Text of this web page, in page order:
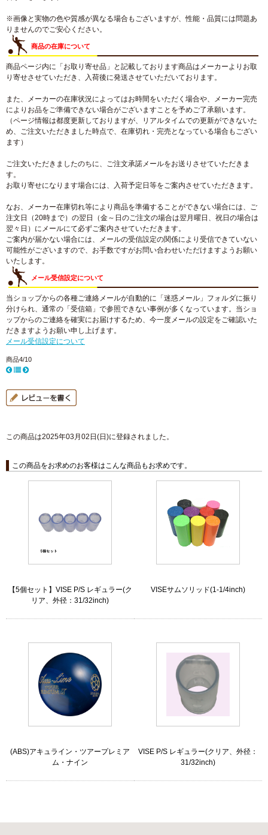
※画像と実物の色や質感が異なる場合もございますが、性能・品質には問題あ
りませんのでご安心ください。
商品の在庫について
商品ページ内に「お取り寄せ品」と記載しております商品はメーカーよりお取
り寄せさせていただき、入荷後に発送させていただいております。
また、メーカーの在庫状況によってはお時間をいただく場合や、メーカー完売
によりお品をご準備できない場合がございますことを予めご了承願います。
（ページ情報は都度更新しておりますが、リアルタイムでの更新ができないた
め、ご注文いただきました時点で、在庫切れ・完売となっている場合もござい
ます）
ご注文いただきましたのちに、ご注文承諾メールをお送りさせていただきま
す。
お取り寄せになります場合には、入荷予定日等をご案内させていただきます。
なお、メーカー在庫切れ等により商品を準備することができない場合には、ご
注文日（20時まで）の翌日（金～日のご注文の場合は翌月曜日、祝日の場合は
翌々日）にメールにて必ずご案内させていただきます。
ご案内が届かない場合には、メールの受信設定の関係により受信できていない
可能性がございますので、お手数ですがお問い合わせいただけますようお願い
いたします。
メール受信設定について
当ショップからの各種ご連絡メールが自動的に「迷惑メール」フォルダに振り
分けられ、通常の「受信箱」で参照できない事例が多くなっています。当ショ
ップからのご連絡を確実にお届けするため、今一度メールの設定をご確認いた
だきますようお願い申し上げます。
メール受信設定について
商品4/10
この商品は2025年03月02日(日)に登録されました。
この商品をお求めのお客様はこんな商品もお求めです。
【5個セット】VISE P/S レギュラー(ク
リア、外径：31/32inch)
VISEサムソリッド(1-1/4inch)
(ABS)アキュライン・ツアープレミア
ム・ナイン
VISE P/S レギュラー(クリア、外径：
31/32inch)